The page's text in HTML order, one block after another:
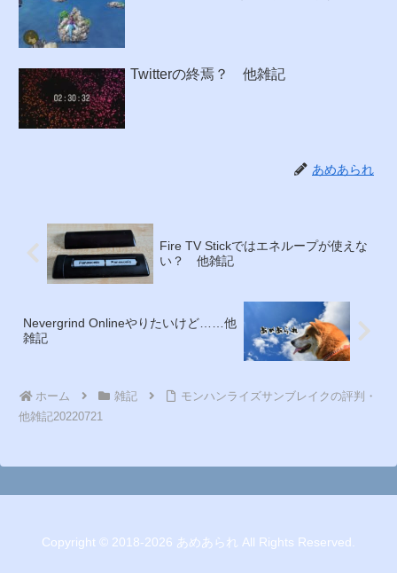
Twitterの終焉？ 他雑記
あめあられ
Fire TV Stickではエネループが使えな
い？ 他雑記
Nevergrind Onlineやりたいけど……他
雑記
ホーム 雑記
モンハンライズサンブレイクの評判・
他雑記20220721
Copyright © 2018-2026 あめあられ All Rights Reserved.